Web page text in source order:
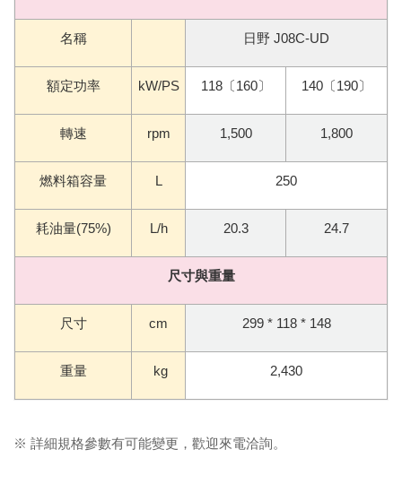
名稱 日野 J08C-UD
額定功率 kW/PS 118〔160〕 140 〔190〕
轉速 rpm 1,500 1,800
燃料箱容量 L 250
耗油量(75%) L/h 20.3 24.7
尺寸與重量
尺寸 cm 299 * 118 * 148
重量 kg 2,430
※ 詳細規格參數有可能變更，歡迎來電洽詢。